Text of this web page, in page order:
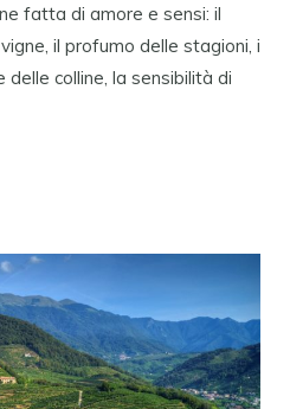
fatta di amore e sensi: il
il profumo delle stagioni, i
colline, la sensibilità di